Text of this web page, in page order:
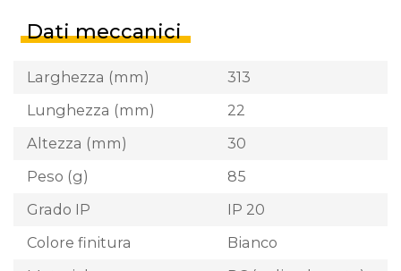
Dati meccanici
Larghezza (mm)
313
Lunghezza (mm)
22
Altezza (mm)
30
Peso (g)
85
Grado IP
IP 20
Colore finitura
Bianco